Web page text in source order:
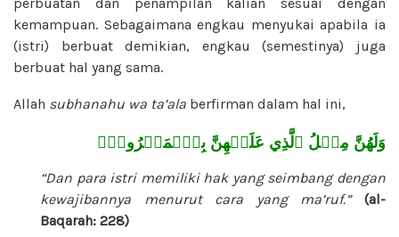
kemampuan. Sebagaimana engkau menyukai apabila ia
(istri) berbuat demikian, engkau (semestinya) juga
berbuat hal yang sama.
Allah subhanahu wa ta’ala berfirman dalam hal ini,
وَلَهُنَّ مِثۡلُ ٱلَّذِي عَلَيۡهِنَّ بِٱلۡمَعۡرُوفِۚ
“Dan para istri memiliki hak yang seimbang dengan
kewajibannya menurut cara yang ma’ruf.” (al-
Baqarah: 228)